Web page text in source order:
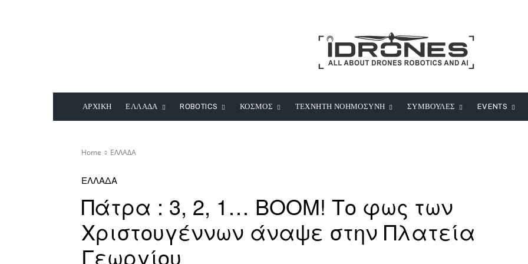
ΑΡΧΙΚΗ ΕΛΛΑΔΑ ROBOTICS ΚΟΣΜΟΣ ΤΕΧΝΗΤΗ ΝΟΗΜΟΣΥΝΗ ΣΥΜΒΟΥΛΕΣ EVENTS
Home ΕΛΛΑΔΑ
ΕΛΛΑΔΑ
Πάτρα : 3, 2, 1… BOOM! Το φως των
Χριστουγέννων άναψε στην Πλατεία
Γεωργίου